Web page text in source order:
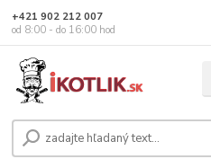
+421 902 212 007
od 8:00 - do 16:00 hod